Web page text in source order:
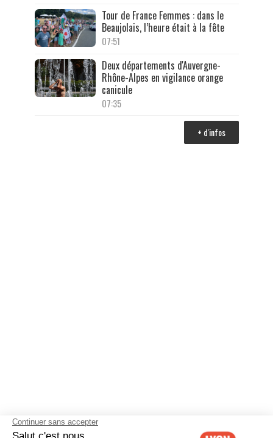
Tour de France Femmes : dans le
Beaujolais, l’heure était à la fête
07:51
Deux départements d'Auvergne-
Rhône-Alpes en vigilance orange
canicule
07:35
+ d'infos